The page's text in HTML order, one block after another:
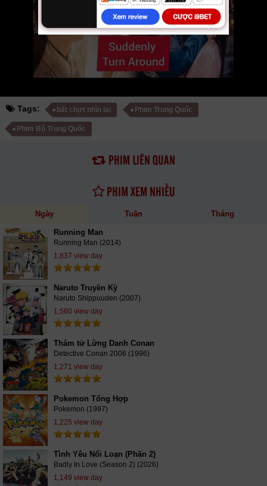
phụ đề Vietsub nhanh nhất, xem online nhanh nhất. Tải link fshare drive
và download phim Bất Chợt Nhìn Lại vtv HTV SCTV GOTV FullHD mới
nhất. Mời các bạn đón xem bộ phimBất Chợt Nhìn Lại20/20 VietSub
Tags: bất chợt nhìn lại Phim Trung Quốc
Phim Bộ Trung Quốc
PHIM LIÊN QUAN
PHIM XEM NHIỀU
Ngày Tuần Tháng
Running Man
Running Man (2014)
1,837 view day
Naruto Truyền Kỳ
Naruto Shippuuden (2007)
1,560 view day
Thám tử Lừng Danh Conan
Detective Conan 2006 (1996)
1,271 view day
Pokemon Tổng Hợp
Pokemon (1997)
1,225 view day
Tình Yêu Nổi Loạn (Phần 2)
Badly In Love (Season 2) (2026)
1,149 view day